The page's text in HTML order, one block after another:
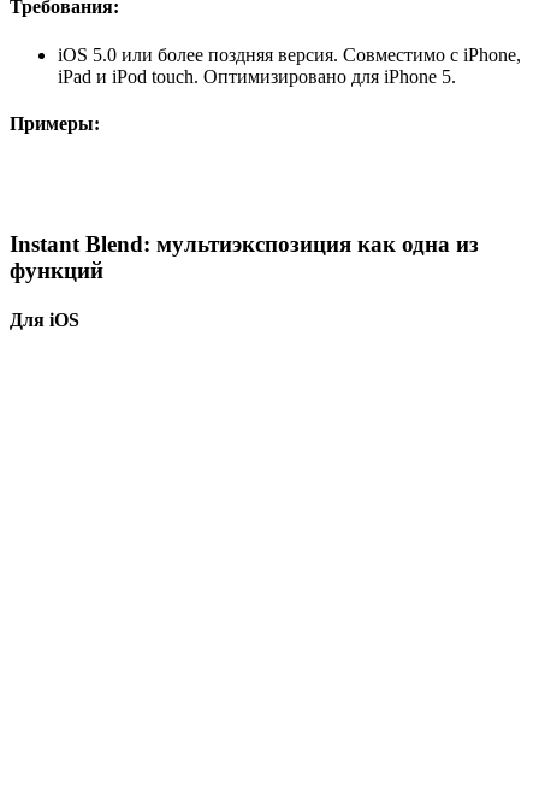
Требования:
iOS 5.0 или более поздняя версия. Совместимо с iPhone,
iPad и iPod touch. Оптимизировано для iPhone 5.
Примеры:
Instant Blend: мультиэкспозиция как одна из
функций
Для iOS